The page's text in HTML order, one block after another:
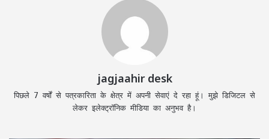
jagjaahir desk
पिछले 7 वर्षों से पत्रकारिता के क्षेत्र में अपनी सेवाएं दे रहा हूं। मुझे डिजिटल से
लेकर इलेक्ट्रॉनिक मीडिया का अनुभव है।